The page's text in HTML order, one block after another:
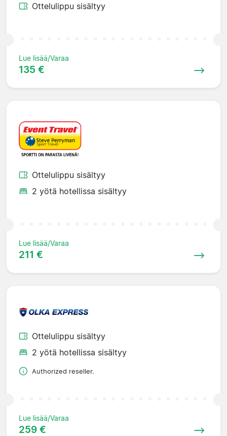
Ottelulippu sisältyy
Lue lisää/Varaa
135 €
Ottelulippu sisältyy
2 yötä hotellissa sisältyy
Lue lisää/Varaa
211 €
Ottelulippu sisältyy
2 yötä hotellissa sisältyy
Authorized reseller.
Lue lisää/Varaa
259 €